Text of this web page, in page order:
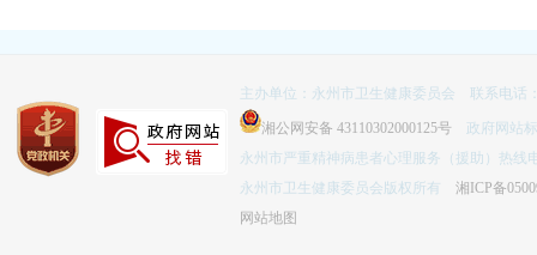
主办单位：永州市卫生健康委员会 联系电话
湘公网安备 43110302000125号 政府网站标
永州市严重精神病患者心理服务（援助）热线
永州市卫生健康委员会版权所有 湘ICP备
网站地图